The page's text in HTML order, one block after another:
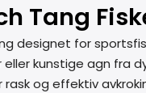
Tang
designet for
eller kunstige agn fra
og effektiv